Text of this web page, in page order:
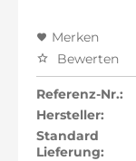
Merken
Bewerten
Referenz-Nr.:
Hersteller:
Standard
Lieferung: